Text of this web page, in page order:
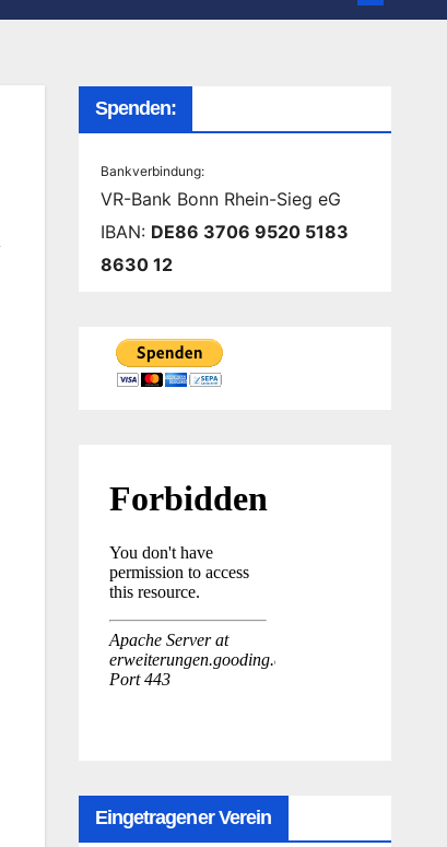
Spenden:
Bankverbindung:
VR-Bank Bonn Rhein-Sieg eG
IBAN: DE86 3706 9520 5183
8630 12
Eingetragener Verein